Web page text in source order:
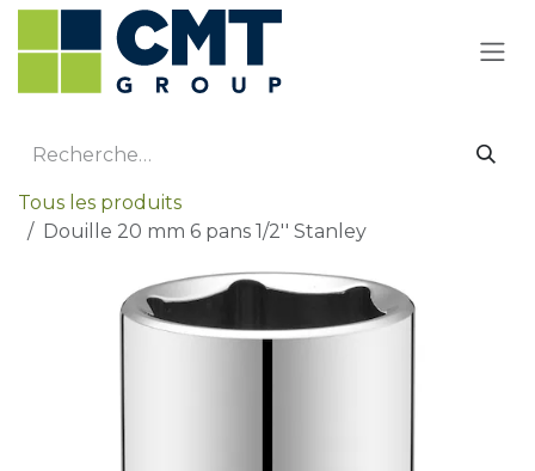
Se rendre au contenu
Tous les produits
Douille 20 mm 6 pans 1/2'' Stanley